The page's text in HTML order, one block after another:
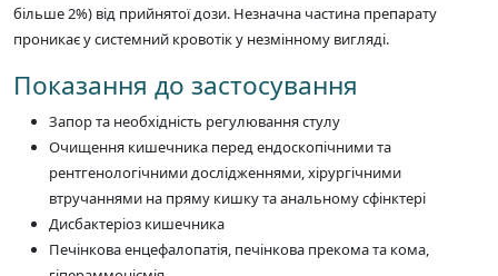
більше 2%) від прийнятої дози. Незначна частина препарату
проникає у системний кровотік у незмінному вигляді.
Показання до застосування
Запор та необхідність регулювання стулу
Очищення кишечника перед ендоскопічними та
рентгенологічними дослідженнями, хірургічними
втручаннями на пряму кишку та анальному сфінктері
Дисбактеріоз кишечника
Печінкова енцефалопатія, печінкова прекома та кома,